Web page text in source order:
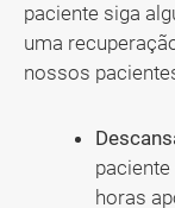
paciente siga
uma
nossos
horas